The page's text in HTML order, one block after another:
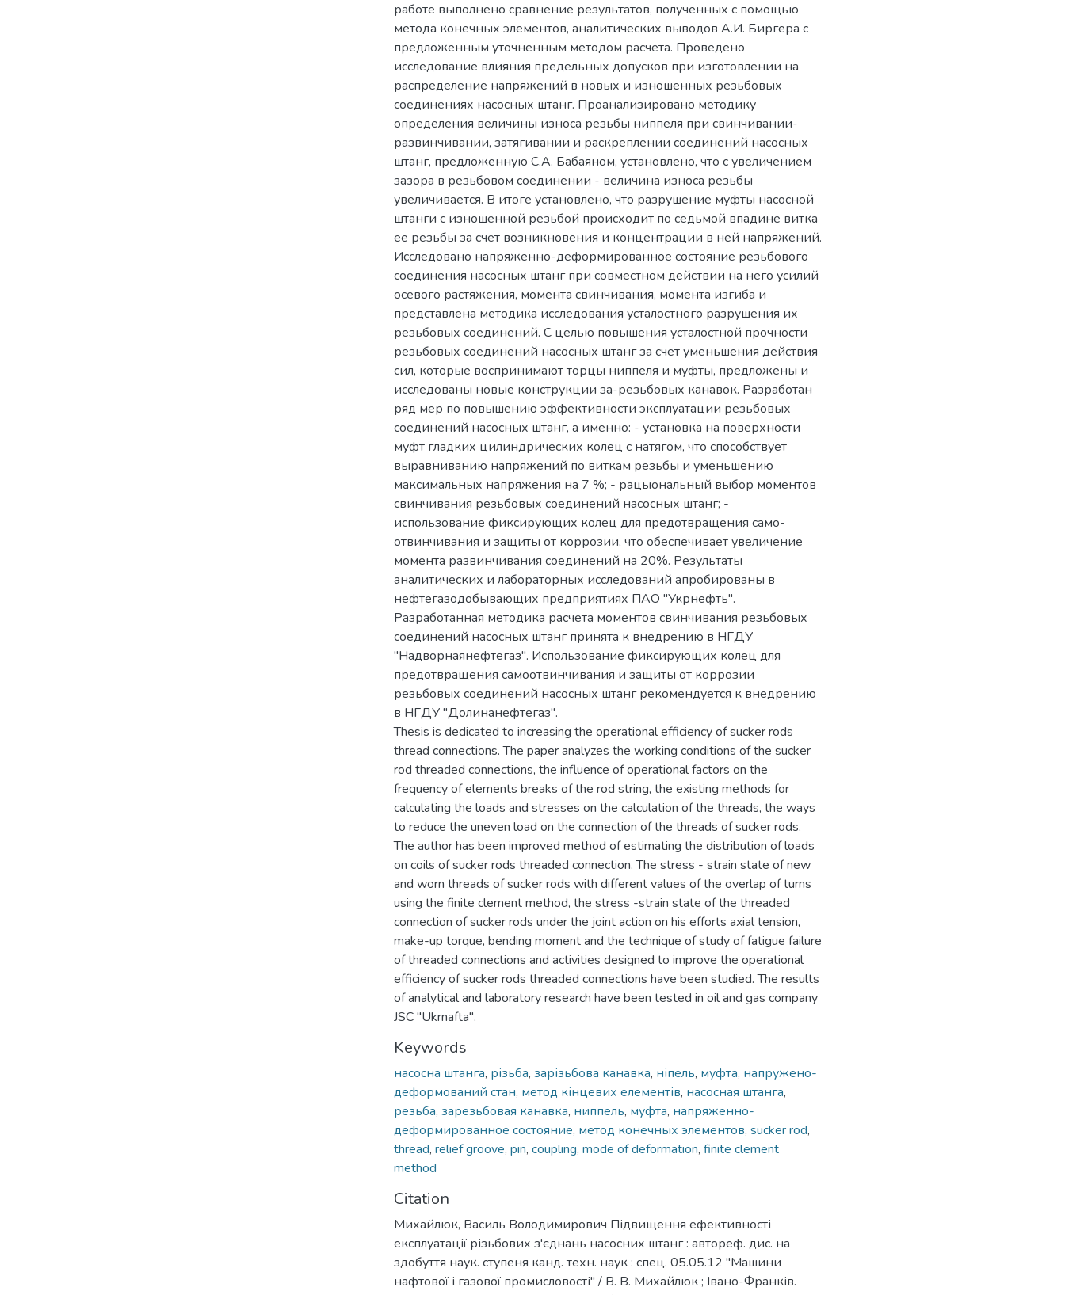
работе выполнено сравнение результатов, полученных с помощью
метода конечных элементов, аналитических выводов А.И. Биргера с
предложенным уточненным методом расчета. Проведено
исследование влияния предельных допусков при изготовлении на
распределение напряжений в новых и изношенных резьбовых
соединениях насосных штанг. Проанализировано методику
определения величины износа резьбы ниппеля при свинчивании-
развинчивании, затягивании и раскреплении соединений насосных
штанг, предложенную С.А. Бабаяном, установлено, что с увеличением
зазора в резьбовом соединении - величина износа резьбы
увеличивается. В итоге установлено, что разрушение муфты насосной
штанги с изношенной резьбой происходит по седьмой впадине витка
ее резьбы за счет возникновения и концентрации в ней напряжений.
Исследовано напряженно-деформированное состояние резьбового
соединения насосных штанг при совместном действии на него усилий
осевого растяжения, момента свинчивания, момента изгиба и
представлена методика исследования усталостного разрушения их
резьбовых соединений. С целью повышения усталостной прочности
резьбовых соединений насосных штанг за счет уменьшения действия
сил, которые воспринимают торцы ниппеля и муфты, предложены и
исследованы новые конструкции за-резьбовых канавок. Разработан
ряд мер по повышению эффективности эксплуатации резьбовых
соединений насосных штанг, а именно: - установка на поверхности
муфт гладких цилиндрических колец с натягом, что способствует
выравниванию напряжений по виткам резьбы и уменьшению
максимальных напряжения на 7 %; - рацыональный выбор моментов
свинчивания резьбовых соединений насосных штанг; -
использование фиксирующих колец для предотвращения само-
отвинчивания и защиты от коррозии, что обеспечивает увеличение
момента развинчивания соединений на 20%. Результаты
аналитических и лабораторных исследований апробированы в
нефтегазодобывающих предприятиях ПАО "Укрнефть".
Разработанная методика расчета моментов свинчивания резьбовых
соединений насосных штанг принята к внедрению в НГДУ
"Надворнаянефтегаз". Использование фиксирующих колец для
предотвращения самоотвинчивания и защиты от коррозии
резьбовых соединений насосных штанг рекомендуется к внедрению
в НГДУ "Долинанефтегаз".
Thesis is dedicated to increasing the operational efficiency of sucker rods
thread connections. The paper analyzes the working conditions of the sucker
rod threaded connections, the influence of operational factors on the
frequency of elements breaks of the rod string, the existing methods for
calculating the loads and stresses on the calculation of the threads, the ways
to reduce the uneven load on the connection of the threads of sucker rods.
The author has been improved method of estimating the distribution of loads
on coils of sucker rods threaded connection. The stress - strain state of new
and worn threads of sucker rods with different values of the overlap of turns
using the finite clement method, the stress -strain state of the threaded
connection of sucker rods under the joint action on his efforts axial tension,
make-up torque, bending moment and the technique of study of fatigue failure
of threaded connections and activities designed to improve the operational
efficiency of sucker rods threaded connections have been studied. The results
of analytical and laboratory research have been tested in oil and gas company
JSC "Ukrnafta".
Keywords
насосна штанга, різьба, зарізьбова канавка, ніпель, муфта, напружено-
деформований стан, метод кінцевих елементів, насосная штанга,
резьба, зарезьбовая канавка, ниппель, муфта, напряженно-
деформированное состояние, метод конечных элементов, sucker rod,
thread, relief groove, pin, coupling, mode of deformation, finite clement
method
Citation
Михайлюк, Василь Володимирович Підвищення ефективності
експлуатації різьбових з'єднань насосних штанг : автореф. дис. на
здобуття наук. ступеня канд. техн. наук : спец. 05.05.12 "Машини
нафтової і газової промисловості" / В. В. Михайлюк ; Івано-Франків.